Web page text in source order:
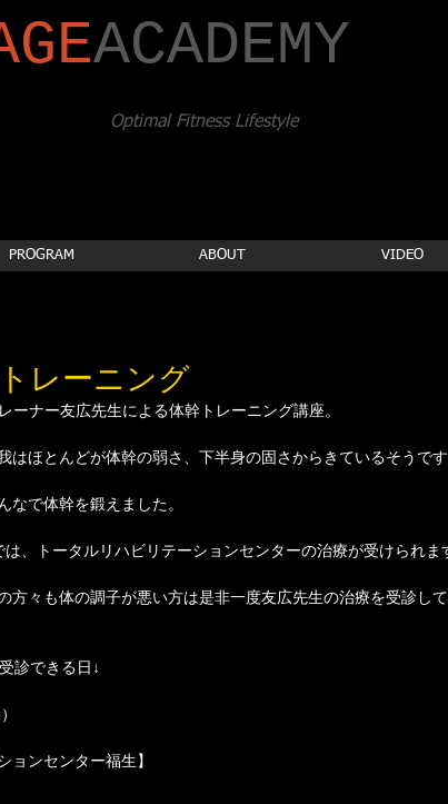
​ACADEMY
Optimal Fitness Lifestyle
PROGRAM ABOUT VIDEO
レーニング
ーナー友広先生による体幹トレーニング講座。
はほとんどが体幹の弱さ、下半身の固さからきているそうです
なで体幹を鍛えました。
、トータルリハビリテーションセンターの治療が受けられま
方々も体の調子が悪い方は是非一度友広先生の治療を受診し
診できる日↓
ョンセンター福生】